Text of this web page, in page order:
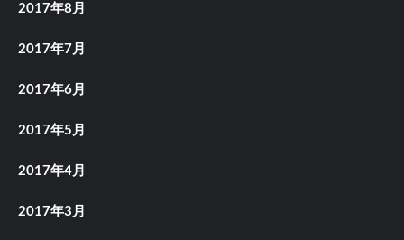
2017年8月
2017年7月
2017年6月
2017年5月
2017年4月
2017年3月